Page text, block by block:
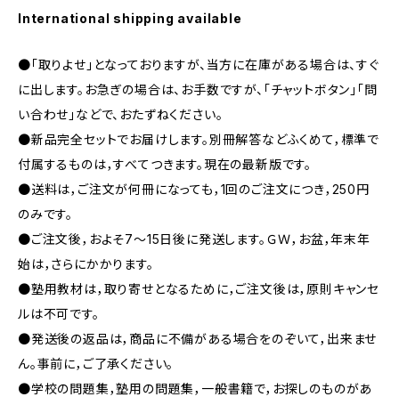
International shipping available
●「取りよせ」となっておりますが、当方に在庫がある場合は、すぐ
に出します。お急ぎの場合は、お手数ですが、「チャットボタン」「問
い合わせ」などで、おたずねください。
●新品完全セットでお届けします。別冊解答などふくめて，標準で
付属するものは，すべてつきます。現在の最新版です。
●送料は，ご注文が何冊になっても，1回のご注文につき，250円
のみです。
●ご注文後，およそ7～15日後に発送します。ＧＷ，お盆，年末年
始は，さらにかかります。
●塾用教材は，取り寄せとなるために，ご注文後は，原則キャンセ
ルは不可です。
●発送後の返品は，商品に不備がある場合をのぞいて，出来ませ
ん。事前に，ご了承ください。
●学校の問題集，塾用の問題集，一般書籍で，お探しのものがあ